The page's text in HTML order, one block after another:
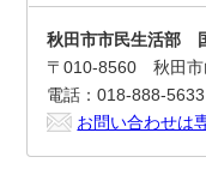
秋田市市民生活部
〒010-8560 秋田
電話：018-888-5633
お問い合わせは